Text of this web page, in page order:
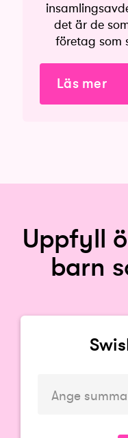
det är de
företag som
Läs mer
Uppfyll
barn